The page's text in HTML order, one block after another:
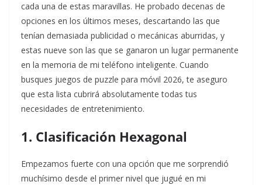
cada una de estas maravillas. He probado decenas de
opciones en los últimos meses, descartando las que
tenían demasiada publicidad o mecánicas aburridas, y
estas nueve son las que se ganaron un lugar permanente
en la memoria de mi teléfono inteligente. Cuando
busques juegos de puzzle para móvil 2026, te aseguro
que esta lista cubrirá absolutamente todas tus
necesidades de entretenimiento.
1. Clasificación Hexagonal
Empezamos fuerte con una opción que me sorprendió
muchísimo desde el primer nivel que jugué en mi